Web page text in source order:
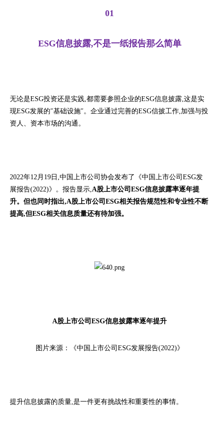
01
ESG信息披露,不是一纸报告那么简单
无论是ESG投资还是实践,都需要参照企业的ESG信息披露,这是实
现ESG发展的″基础设施″。企业通过完善的ESG信披工作,加强与投
资人、资本市场的沟通。
2022年12月19日,中国上市公司协会发布了《中国上市公司ESG发
展报告(2022)》。报告显示, A股上市公司ESG信息披露率逐年提
升。但也同时指出,A股上市公司ESG相关报告规范性和专业性不断
提高,但ESG相关信息质量还有待加强。
A股上市公司ESG信息披露率逐年提升
图片来源：《中国上市公司ESG发展报告(2022)》
提升信息披露的质量,是一件更有挑战性和重要性的事情。